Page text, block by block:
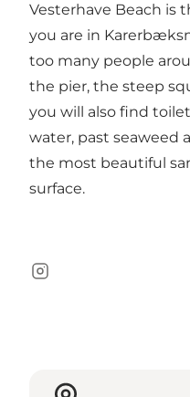
Vesterhave Beach is
you are in
too many people
the pier, the steep
you will also find
water, past seaweed
the most beautiful
surface.
Instagram